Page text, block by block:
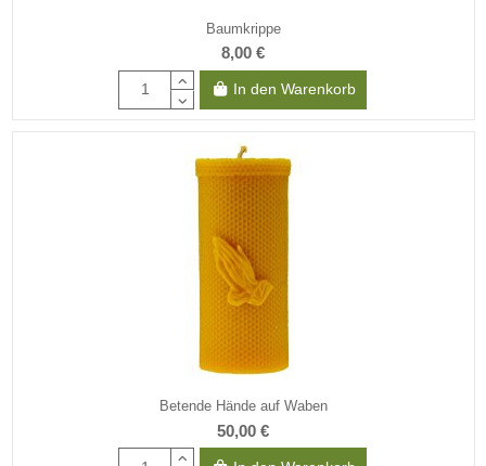
Baumkrippe
8,00 €
In den Warenkorb
Betende Hände auf Waben
50,00 €